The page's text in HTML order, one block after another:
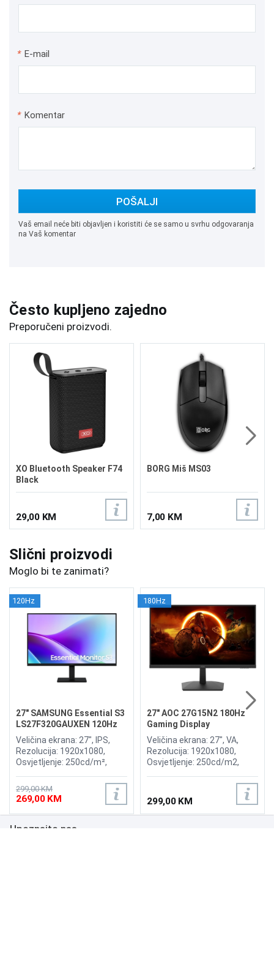
* E-mail
* Komentar
POŠALJI
Vaš email neće biti objavljen i koristiti će se samo u svrhu odgovaranja
na Vaš komentar
Često kupljeno zajedno
Preporučeni proizvodi.
XO Bluetooth Speaker F74
Black
29,00 KM
BORG Miš MS03
7,00 KM
Slični proizvodi
Moglo bi te zanimati?
120Hz
27" SAMSUNG Essential S3
LS27F320GAUXEN 120Hz
Display
Veličina ekrana: 27", IPS,
Rezolucija: 1920x1080,
Osvjetljenje: 250cd/m²,
Osvježenje: 120Hz,
Priključci: 2x HDMI, Eye
Saver Mode, Flicker Free
299,00 KM
269,00 KM
180Hz
27" AOC 27G15N2 180Hz
Gaming Display
Veličina ekrana: 27", VA,
Rezolucija: 1920x1080,
Osvjetljenje: 250cd/m2,
DisplayPort 1.4,
299,00 KM
Upoznajte nas